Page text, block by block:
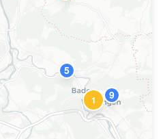
1
5
9